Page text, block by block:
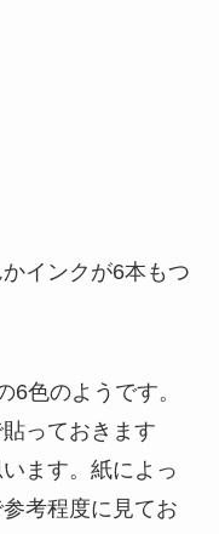
インクが6本もつ
6色のようです。
っておきます
ます。紙によっ
考程度に見てお